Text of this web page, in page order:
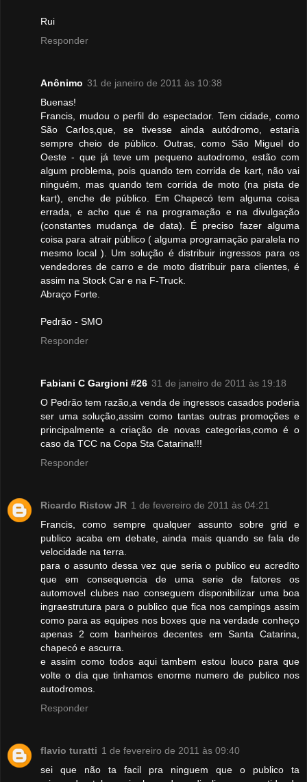
Rui
Responder
Anônimo 31 de janeiro de 2011 às 10:38
Buenas!
Francis, mudou o perfil do espectador. Tem cidade, como
São Carlos,que, se tivesse ainda autódromo, estaria
sempre cheio de público. Outras, como São Miguel do
Oeste - que já teve um pequeno autodromo, estão com
algum problema, pois quando tem corrida de kart, não vai
ninguém, mas quando tem corrida de moto (na pista de
kart), enche de público. Em Chapecó tem alguma coisa
errada, e acho que é na programação e na divulgação
(constantes mudança de data). É preciso fazer alguma
coisa para atrair público ( alguma programação paralela no
mesmo local ). Um solução é distribuir ingressos para os
vendedores de carro e de moto distribuir para clientes, é
assim na Stock Car e na F-Truck.
Abraço Forte.
Pedrão - SMO
Responder
Fabiani C Gargioni #26 31 de janeiro de 2011 às 19:18
O Pedrão tem razão,a venda de ingressos casados poderia
ser uma solução,assim como tantas outras promoções e
principalmente a criação de novas categorias,como é o
caso da TCC na Copa Sta Catarina!!!
Responder
Ricardo Ristow JR 1 de fevereiro de 2011 às 04:21
Francis, como sempre qualquer assunto sobre grid e
publico acaba em debate, ainda mais quando se fala de
velocidade na terra.
para o assunto dessa vez que seria o publico eu acredito
que em consequencia de uma serie de fatores os
automovel clubes nao conseguem disponibilizar uma boa
ingraestrutura para o publico que fica nos campings assim
como para as equipes nos boxes que na verdade conheço
apenas 2 com banheiros decentes em Santa Catarina,
chapecó e ascurra.
e assim como todos aqui tambem estou louco para que
volte o dia que tinhamos enorme numero de publico nos
autodromos.
Responder
flavio turatti 1 de fevereiro de 2011 às 09:40
sei que não ta facil pra ninguem que o publico ta